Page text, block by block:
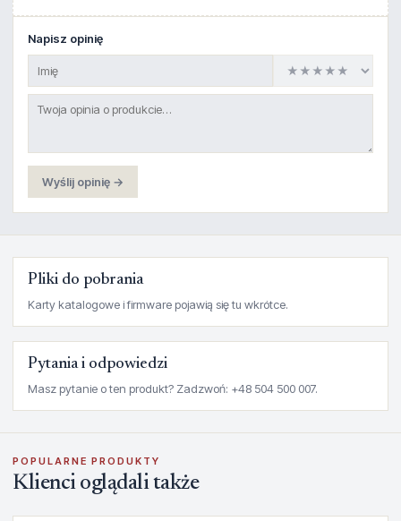
Napisz opinię
Wyślij opinię →
Pliki do pobrania
Karty katalogowe i firmware pojawią się tu wkrótce.
Pytania i odpowiedzi
Masz pytanie o ten produkt? Zadzwoń: +48 504 500 007.
POPULARNE PRODUKTY
Klienci oglądali także